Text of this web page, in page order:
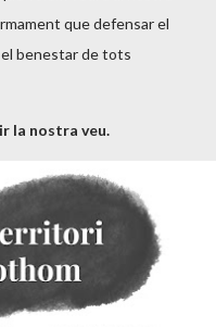
que defensar el
benestar de tots
la nostra veu.